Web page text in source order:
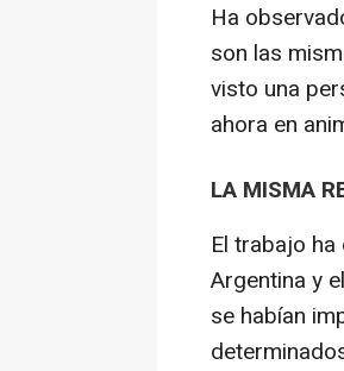
Ha
son las
visto una
ahora en
LA MISMA
El trabajo
Argentina y
se habían